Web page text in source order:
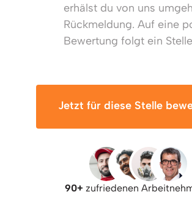
erhälst du von uns
Rückmeldung. Auf eine
Bewertung folgt ein
Jetzt für diese Stelle
90+ zufriedenen